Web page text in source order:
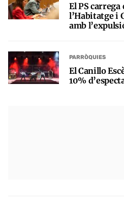
El PS
l’Habitatge i
amb
PARRÒQUIES
El Canillo
10%